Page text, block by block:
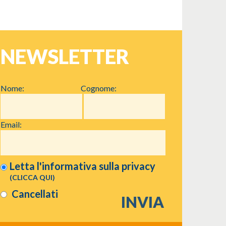
NEWSLETTER
Nome: Cognome:
Email:
Letta l'informativa sulla privacy
(CLICCA QUI)
Cancellati